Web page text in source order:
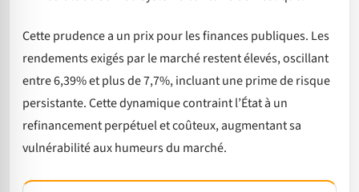
Cette prudence a un prix pour les finances publiques. Les
rendements exigés par le marché restent élevés, oscillant
entre 6,39% et plus de 7,7%, incluant une prime de risque
persistante. Cette dynamique contraint l’État à un
refinancement perpétuel et coûteux, augmentant sa
vulnérabilité aux humeurs du marché.